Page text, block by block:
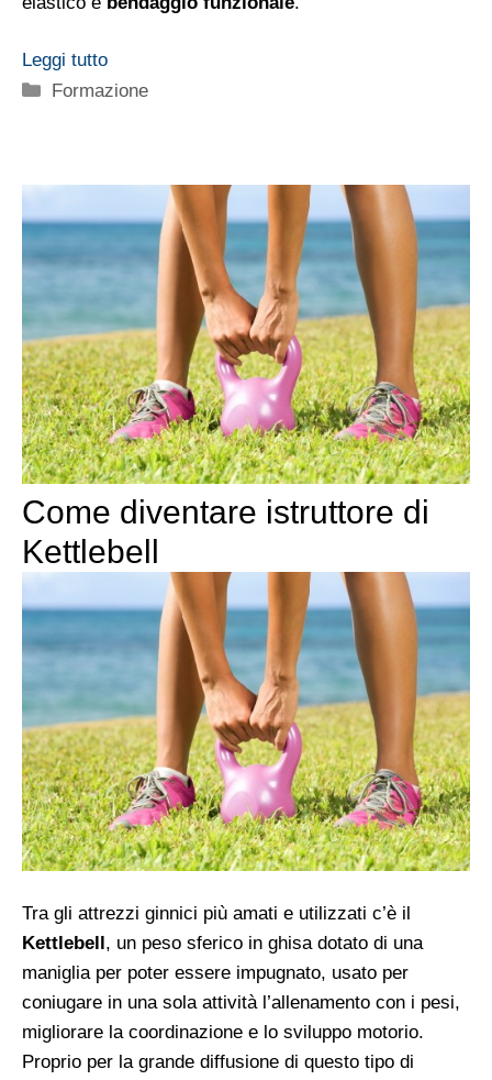
Leggi tutto
Categorie
Formazione
Come diventare istruttore di
Kettlebell
Tra gli attrezzi ginnici più amati e utilizzati c’è il
Kettlebell , un peso sferico in ghisa dotato di una
maniglia per poter essere impugnato, usato per
coniugare in una sola attività l’allenamento con i pesi,
migliorare la coordinazione e lo sviluppo motorio.
Proprio per la grande diffusione di questo tipo di